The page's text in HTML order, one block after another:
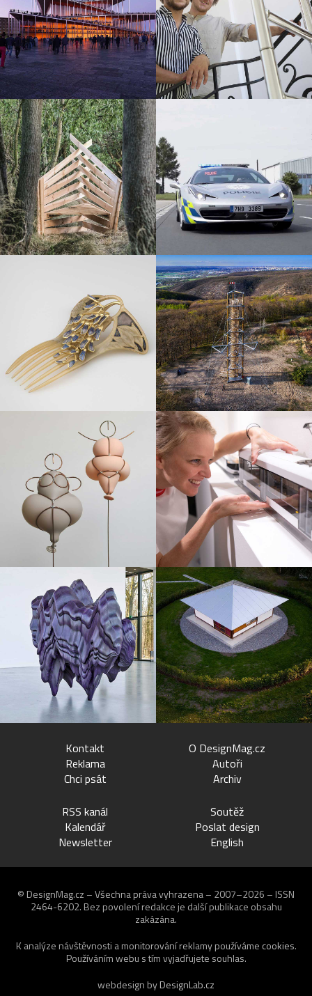
Kontakt
Reklama
Chci psát
O DesignMag.cz
Autoři
Archiv
RSS kanál
Kalendář
Newsletter
Soutěž
Poslat design
English
© DesignMag.cz – Všechna práva vyhrazena – 2007–2026 – ISSN
2464-6202. Bez povolení redakce je další publikace obsahu
zakázána.
K analýze návštěvnosti a monitorování reklamy používáme cookies.
Používáním webu s tím vyjadřujete souhlas.
webdesign byDesignLab.cz